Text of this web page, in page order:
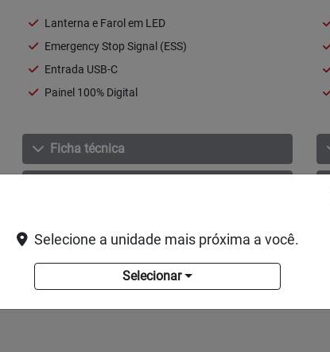
Lanterna e Farol em LED
Emergency Stop Signal (ESS)
Entrada USB-C
Painel 100% Digital
Ficha técnica
Selecione a unidade mais próxima a você.
Selecionar